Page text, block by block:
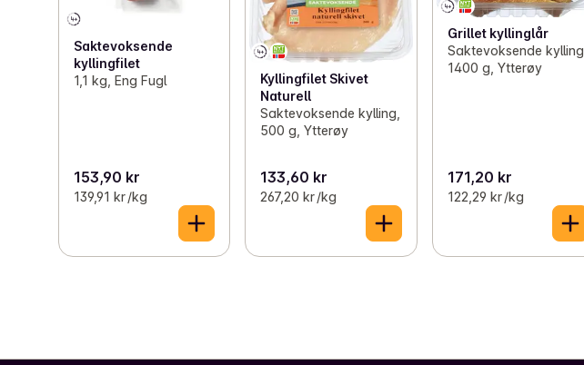
Saktevoksende
kyllingfilet
1,1 kg, Eng Fugl
153,90 kr
139,91 kr /kg
Kyllingfilet Skivet
Naturell
Saktevoksende kylling,
500 g, Ytterøy
133,60 kr
267,20 kr /kg
Grillet kyllinglår
Saktevoksende kylling,
1400 g, Ytterøy
171,20 kr
122,29 kr /kg